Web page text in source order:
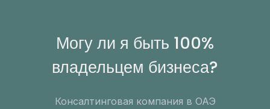
Могу ли я быть 100%
владельцем бизнеса?
Консалтинговая компания в ОАЭ